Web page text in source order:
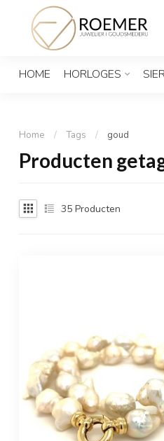
HOME HORLOGES
Home / Tags / goud
Producten
35 Producten